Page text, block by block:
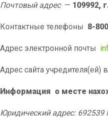
Почтовый адрес— 109992,
Контактные телефоны 8-
Адрес электронной почты
Адрес сайта учредителя(ей)
Информация о месте
Юридический адрес: 692539